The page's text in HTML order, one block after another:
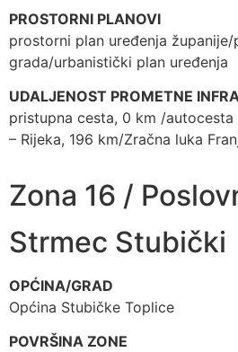
PROSTORNI PLANOVI
prostorni plan uređenja
grada/urbanistički plan uređenja
UDALJENOST PROMETNE
pristupna cesta, 0 km /
– Rijeka, 196 km/Zračna luka
Zona 16 /
Strmec Stubički
OPĆINA/GRAD
Općina Stubičke Toplice
POVRŠINA ZONE